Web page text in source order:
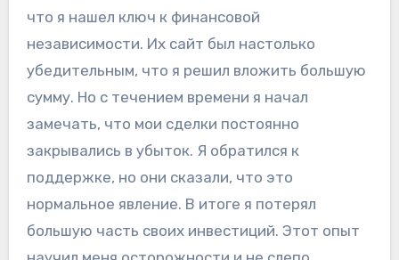
что я нашел ключ к финансовой
независимости. Их сайт был настолько
убедительным, что я решил вложить большую
сумму. Но с течением времени я начал
замечать, что мои сделки постоянно
закрывались в убыток. Я обратился к
поддержке, но они сказали, что это
нормальное явление. В итоге я потерял
большую часть своих инвестиций. Этот опыт